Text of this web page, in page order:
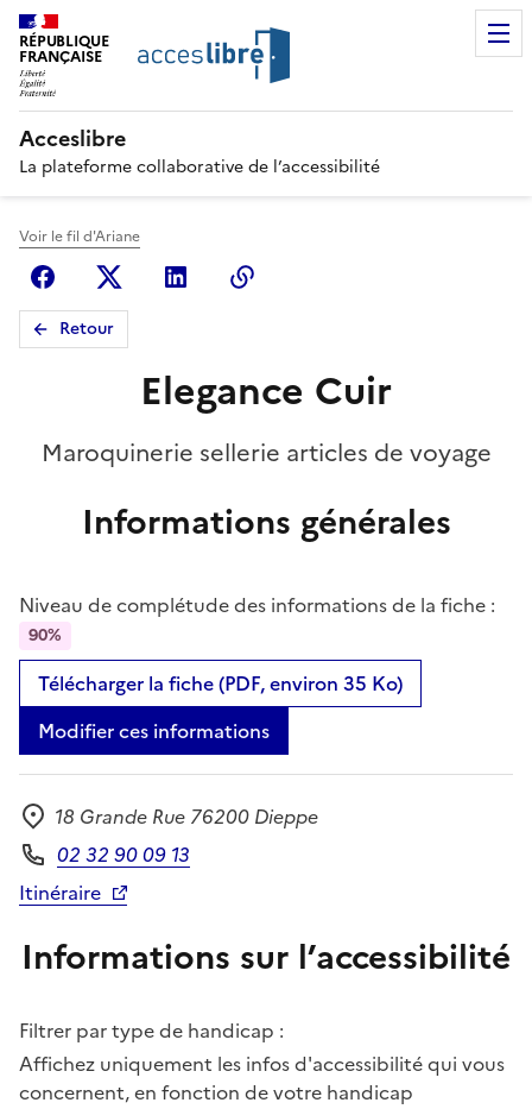
RÉPUBLIQUE
FRANÇAISE
Acceslibre
La plateforme collaborative de l’accessibilité
Voir le fil d'Ariane
FacebookX (anciennement Twitter)
Linkedin
Retour
Elegance Cuir
Maroquinerie sellerie articles de voyage
Informations générales
Niveau de complétude des informations de la fiche :
90%
Télécharger la fiche (PDF, environ 35 Ko)
Modifier ces informations
Adresse
18 Grande Rue 76200 Dieppe
Téléphone
02 32 90 09 13
Itinéraire
Informations sur l’accessibilité
Filtrer par type de handicap :
Affichez uniquement les infos d'accessibilité qui vous
concernent, en fonction de votre handicap